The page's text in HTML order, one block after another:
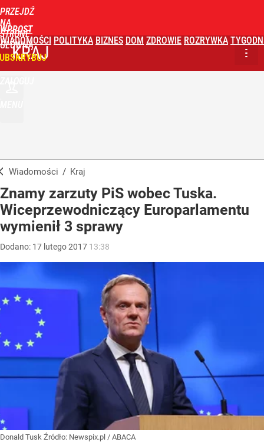
PRZEJDŹ
NA
STRONĘ
GŁÓWNĄ
WPROST
WIADOMOŚCI POLITYKA BIZNES DOM ZDROWIE ROZRYWKA
KRAJ
Wiadomości / Kraj
Znamy zarzuty PiS wobec Tuska.
Wiceprzewodniczący Europarlamentu
wymienił 3 sprawy
Dodano: 17 lutego2017 13:38
Donald Tusk Źródło: Newspix.pl / ABACA